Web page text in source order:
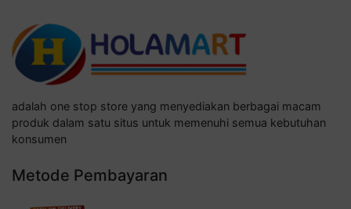
adalah one stop store yang menyediakan berbagai macam
produk dalam satu situs untuk memenuhi semua kebutuhan
konsumen
Metode Pembayaran